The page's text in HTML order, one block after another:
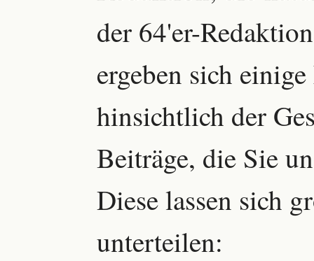
der 64'er-
ergeben sich
hinsichtlich der
Beiträge, die Sie
Diese lassen sich
unterteilen: